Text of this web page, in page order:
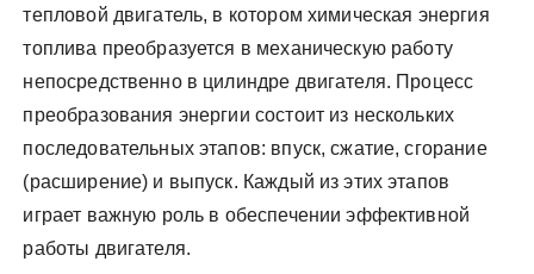
тепловой двигатель, в котором химическая энергия
топлива преобразуется в механическую работу
непосредственно в цилиндре двигателя. Процесс
преобразования энергии состоит из нескольких
последовательных этапов: впуск, сжатие, сгорание
(расширение) и выпуск. Каждый из этих этапов
играет важную роль в обеспечении эффективной
работы двигателя.